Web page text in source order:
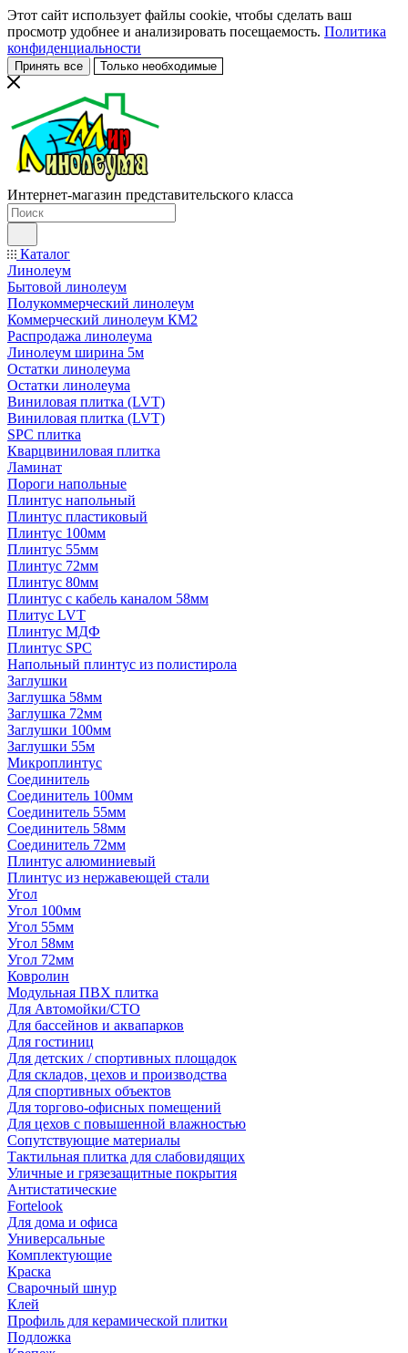
Этот сайт использует файлы cookie, чтобы сделать ваш
просмотр удобнее и анализировать посещаемость. Политика
конфиденциальности
Принять все Только необходимые
Интернет-магазин представительского класса
Каталог
Линолеум
Бытовой линолеум
Полукоммерческий линолеум
Коммерческий линолеум КМ2
Распродажа линолеума
Линолеум ширина 5м
Остатки линолеума
Остатки линолеума
Виниловая плитка (LVT)
Виниловая плитка (LVT)
SPC плитка
Кварцвиниловая плитка
Ламинат
Пороги напольные
Плинтус напольный
Плинтус пластиковый
Плинтус 100мм
Плинтус 55мм
Плинтус 72мм
Плинтус 80мм
Плинтус с кабель каналом 58мм
Плитус LVT
Плинтус МДФ
Плинтус SPC
Напольный плинтус из полистирола
Заглушки
Заглушка 58мм
Заглушка 72мм
Заглушки 100мм
Заглушки 55м
Микроплинтус
Соединитель
Соединитель 100мм
Соединитель 55мм
Соединитель 58мм
Соединитель 72мм
Плинтус алюминиевый
Плинтус из нержавеющей стали
Угол
Угол 100мм
Угол 55мм
Угол 58мм
Угол 72мм
Ковролин
Модульная ПВХ плитка
Для Автомойки/СТО
Для бассейнов и аквапарков
Для гостиниц
Для детских / спортивных площадок
Для складов, цехов и производства
Для спортивных объектов
Для торгово-офисных помещений
Для цехов с повышенной влажностью
Сопутствующие материалы
Тактильная плитка для слабовидящих
Уличные и грязезащитные покрытия
Антистатические
Fortelook
Для дома и офиса
Универсальные
Комплектующие
Краска
Сварочный шнур
Клей
Профиль для керамической плитки
Подложка